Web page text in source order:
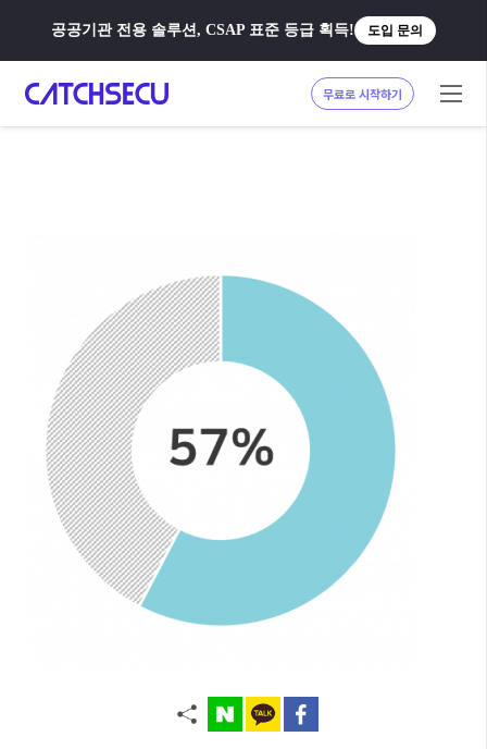
공공기관 전용 솔루션, CSAP 표준 등급 획득! 도입 문의
무료로 시작하기